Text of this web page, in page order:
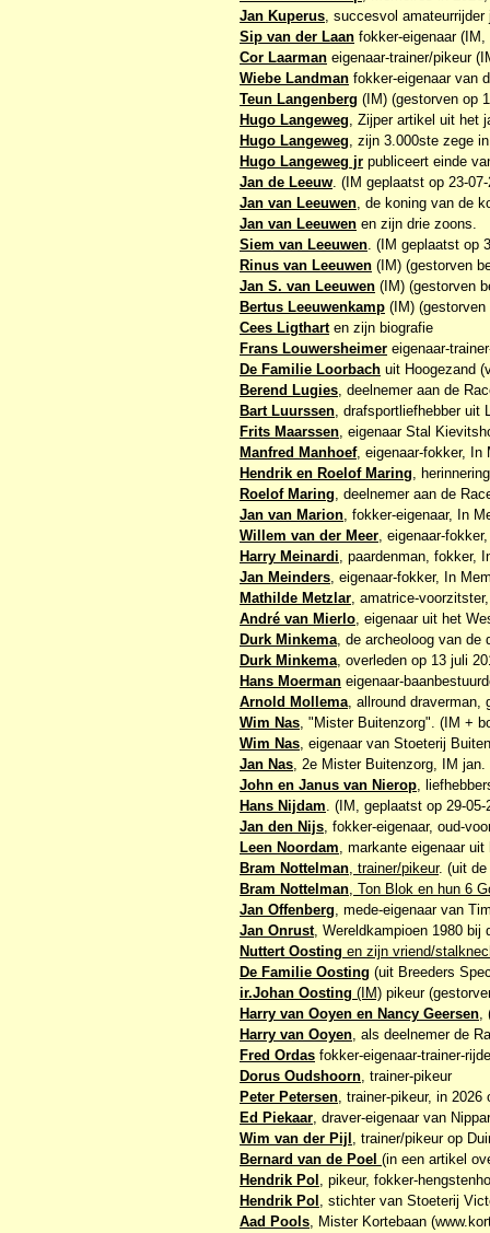
Jan Kuperus, succesvol amateurrijder
Sip van der Laan fokker-eigenaar (IM,
Cor Laarman eigenaar-trainer/pikeur
Wiebe Landman fokker-eigenaar van
Teun Langenberg (IM) (gestorven op
Hugo Langeweg, Zijper artikel uit het
Hugo Langeweg, zijn 3.000ste zege
Hugo Langeweg jr publiceert einde
Jan de Leeuw. (IM geplaatst op 23-07-
Jan van Leeuwen, de koning van de
Jan van Leeuwen en zijn drie zoons.
Siem van Leeuwen. (IM geplaatst op
Rinus van Leeuwen (IM) (gestorven
Jan S. van Leeuwen (IM) (gestorven
Bertus Leeuwenkamp (IM) (gestorven
Cees Ligtharten zijn biografie
Frans Louwersheimer eigenaar-
De Familie Loorbach uit Hoogezand
Berend Lugies, deelnemer aan de
Bart Luurssen, drafsportliefhebber uit
Frits Maarssen, eigenaar Stal
Manfred Manhoef, eigenaar-fokker, In
Hendrik en Roelof Maring,
Roelof Maring, deelnemer aan de
Jan van Marion, fokker-eigenaar, In
Willem van der Meer, eigenaar-
Harry Meinardi, paardenman, fokker,
Jan Meinders, eigenaar-fokker, In
Mathilde Metzlar, amatrice-
André van Mierlo, eigenaar uit het
Durk Minkema, de archeoloog van de
Durk Minkema, overleden op 13 juli
Hans Moerman eigenaar-
Arnold Mollema, allround draverman,
Wim Nas, "Mister Buitenzorg". (IM +
Wim Nas, eigenaar van Stoeterij
Jan Nas, 2e Mister Buitenzorg, IM
John en Janus van Nierop,
Hans Nijdam. (IM, geplaatst op 29-05-
Jan den Nijs, fokker-eigenaar, oud-
Leen Noordam, markante eigenaar uit
Bram Nottelman, trainer/pikeur. (uit de
Bram Nottelman, Ton Blok en hun 6
Jan Offenberg, mede-eigenaar van
Jan Onrust, Wereldkampioen 1980 bij
Nuttert Oosting en zijn vriend/
De Familie Oosting (uit Breeders
ir.Johan Oosting (IM) pikeur
Harry van Ooyen en Nancy Geersen,
Harry van Ooyen, als deelnemer de
Fred Ordas fokker-eigenaar-trainer-
Dorus Oudshoorn, trainer-pikeur
Peter Petersen, trainer-pikeur, in 2026
Ed Piekaar, draver-eigenaar van
Wim van der Pijl , trainer/pikeur op
Bernard van de Poel (in een artikel
Hendrik Pol , pikeur, fokker-
Hendrik Pol , stichter van Stoeterij
Aad Pools, Mister Kortebaan